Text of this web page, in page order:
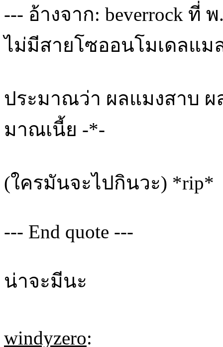
--- อ้างจาก: beverrock ที่
ไม่มีสายโซออนโมเดลแม
ประมาณว่า ผลแมงสาบ ผ
มาณเนี้ย -*-
(ใครมันจะไปกินวะ) *rip*
--- End quote ---
น่าจะมีนะ
windyzero: